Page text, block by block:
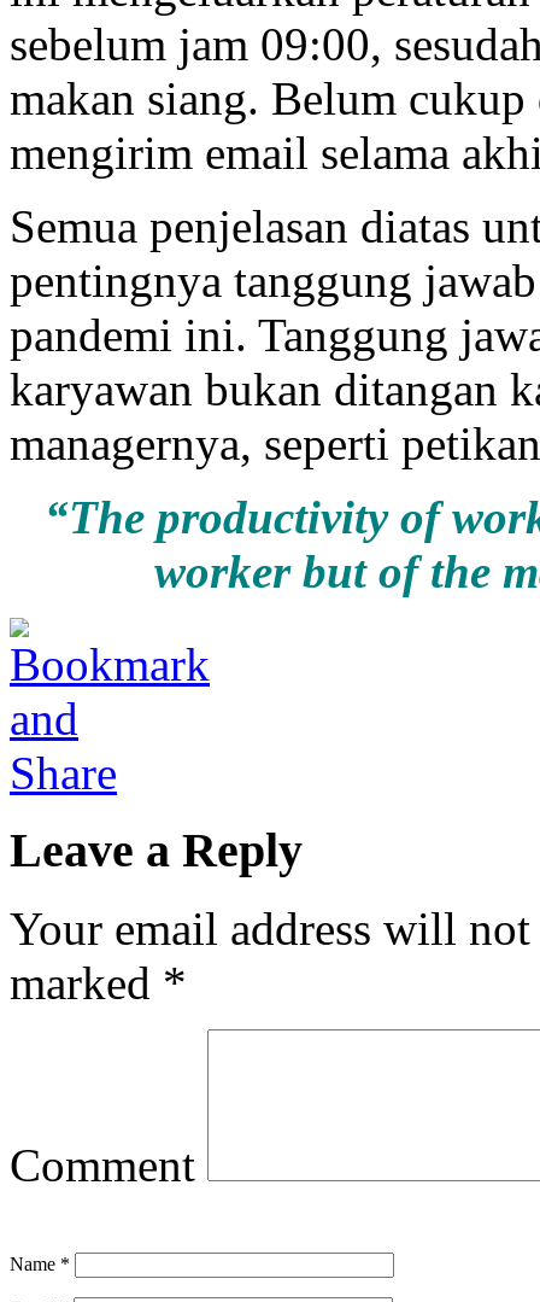
sebelum jam 09:00,
makan siang. Belum
mengirim email selama
Semua penjelasan diatas
pentingnya tanggung
pandemi ini. Tanggung
karyawan bukan ditangan
managernya, seperti
“The productivity of
worker but of the
Leave a Reply
Your email address will
marked *
Comment
Name *